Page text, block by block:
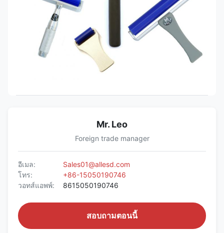
Mr. Leo
Foreign trade manager
อีเมล:
Sales01@allesd.com
โทร:
+86-15050190746
วอทส์แอพพ์:
8615050190746
สอบถามตอนนี้